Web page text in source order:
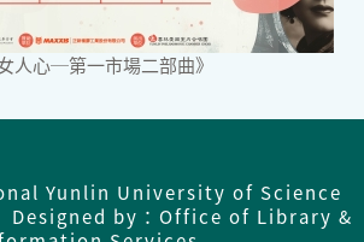
人心─第一市場二部曲》
Yunlin University of Science
Designed by：Office of Library &